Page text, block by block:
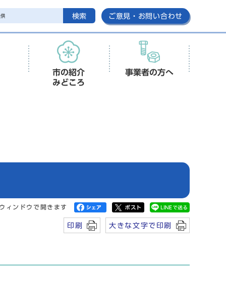
検索 ご意見・お問い合わせ
市の紹介
みどころ
事業者の方へ
ィンドウで開きます
印刷 大きな文字で印刷